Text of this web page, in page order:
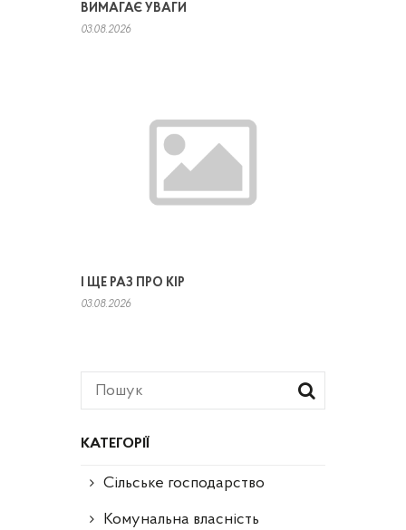
КАТЕГОРІЇ
Сільське господарство
Комунальна власність
ВИМАГАЄ УВАГИ
03.08.2026
І ЩЕ РАЗ ПРО КІР
03.08.2026